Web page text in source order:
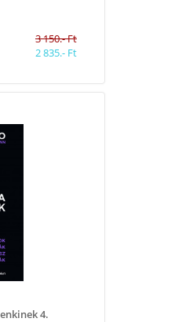
3 150.- Ft
2 835.- Ft
4.